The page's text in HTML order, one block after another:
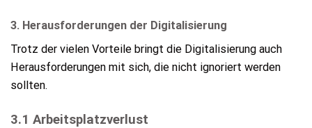
3. Herausforderungen der Digitalisierung
Trotz der vielen Vorteile bringt die Digitalisierung auch
Herausforderungen mit sich, die nicht ignoriert werden
sollten.
3.1 Arbeitsplatzverlust